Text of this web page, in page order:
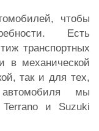
чтобы
Есть
транспортных
в механической
так и для тех,
мы
и Suzuki